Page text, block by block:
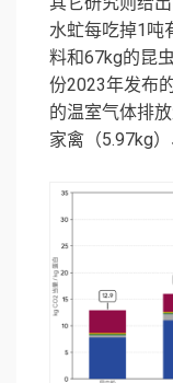
水虻每吃掉1吨
料和67kg的昆
份2023年发布
的温室气体排
家禽（5.97kg